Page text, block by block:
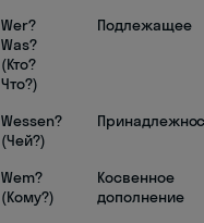
Wer?
Was?
(Кто?
Что?)
Подлежащее
Wessen?
(Чей?)
Wem?
(Кому?)
Косвенное
дополнение